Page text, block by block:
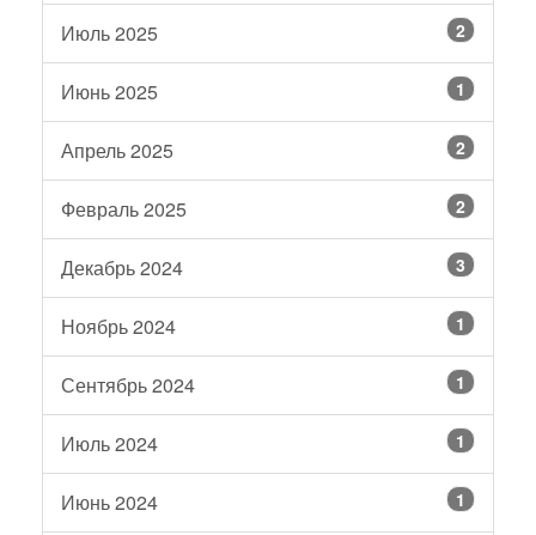
Июль 2025 2
Июнь 2025 1
Апрель 2025 2
Февраль 2025 2
Декабрь 2024 3
Ноябрь 2024 1
Сентябрь 2024 1
Июль 2024 1
Июнь 2024 1